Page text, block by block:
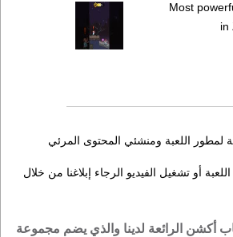
Most
in
لمطور اللعبة ومنشئي المحتوى المرئي
أو تشغيل الفيديو الرجاء إبلاغنا من خلال
أكشن الرائعة لدينا والذي يضم مجموعة